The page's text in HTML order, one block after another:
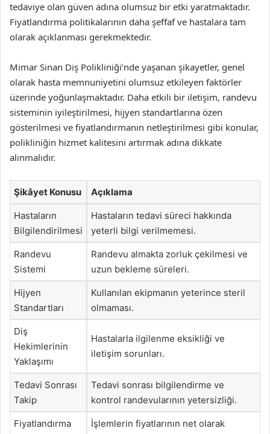
tedaviye olan güven adına olumsuz bir etki yaratmaktadır.
Fiyatlandırma politikalarının daha şeffaf ve hastalara tam
olarak açıklanması gerekmektedir.
Mimar Sinan Diş Polikliniği’nde yaşanan şikayetler, genel
olarak hasta memnuniyetini olumsuz etkileyen faktörler
üzerinde yoğunlaşmaktadır. Daha etkili bir iletişim, randevu
sisteminin iyileştirilmesi, hijyen standartlarına özen
gösterilmesi ve fiyatlandırmanın netleştirilmesi gibi konular,
polikliniğin hizmet kalitesini artırmak adına dikkate
alınmalıdır.
Şikâyet Konusu Açıklama
Hastaların
Bilgilendirilmesi
Hastaların tedavi süreci hakkında
yeterli bilgi verilmemesi.
Randevu
Sistemi
Randevu almakta zorluk çekilmesi ve
uzun bekleme süreleri.
Hijyen
Standartları
Kullanılan ekipmanın yeterince steril
olmaması.
Diş
Hekimlerinin
Yaklaşımı
Hastalarla ilgilenme eksikliği ve
iletişim sorunları.
Tedavi Sonrası
Takip
Tedavi sonrası bilgilendirme ve
kontrol randevularının yetersizliği.
Fiyatlandırma
İşlemlerin fiyatlarının net olarak